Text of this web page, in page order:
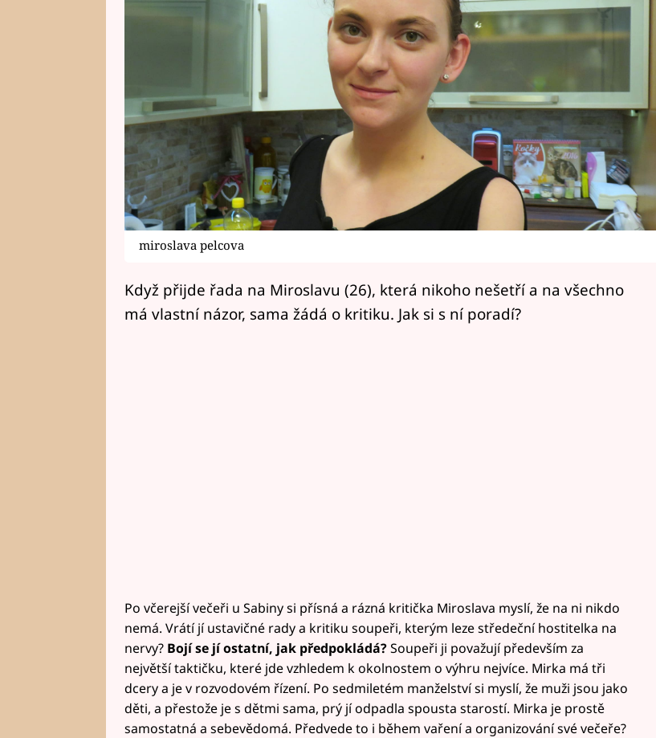
miroslava pelcova
Když přijde řada na Miroslavu (26), která nikoho nešetří a na všechno
má vlastní názor, sama žádá o kritiku. Jak si s ní poradí?
Po včerejší večeři u Sabiny si přísná a rázná kritička Miroslava myslí, že na ni nikdo
nemá. Vrátí jí ustavičné rady a kritiku soupeři, kterým leze středeční hostitelka na
nervy? Bojí se jí ostatní, jak předpokládá?Soupeři ji považují především za
největší taktičku, které jde vzhledem k okolnostem o výhru nejvíce. Mirka má tři
dcery a je v rozvodovém řízení. Po sedmiletém manželství si myslí, že muži jsou jako
děti, a přestože je s dětmi sama, prý jí odpadla spousta starostí. Mirka je prostě
samostatná a sebevědomá. Předvede to i během vaření a organizování své večeře?